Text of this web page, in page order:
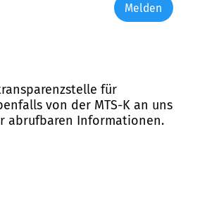
Melden
für
von der MTS-K an uns
abrufbaren Informationen.